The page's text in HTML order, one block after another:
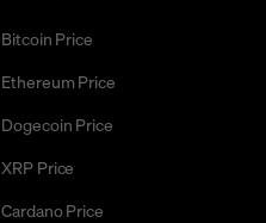
Bitcoin Price
Ethereum Price
Dogecoin Price
XRP Price
Cardano Price